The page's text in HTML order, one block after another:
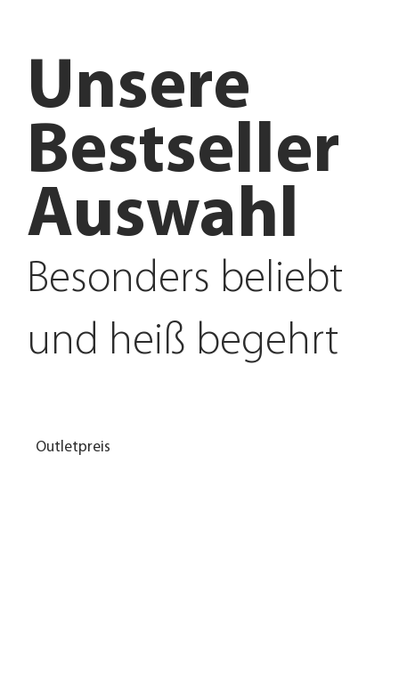
Outletpreis
Bestseller
Auswahl
Unsere
Besonders beliebt
und heiß begehrt